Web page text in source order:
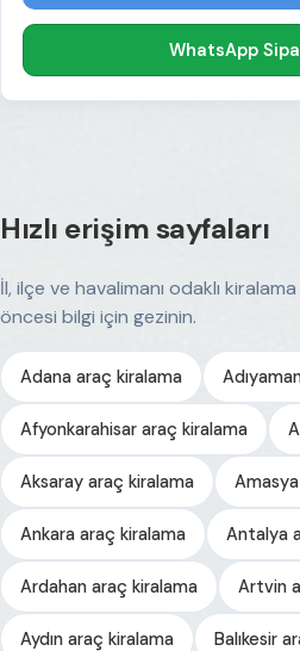
WhatsApp
Hızlı erişim sayfaları
İl, ilçe ve havalimanı odaklı
öncesi bilgi için gezinin.
Adana araç kiralama
Afyonkarahisar araç kiralama
Aksaray araç kiralama
Ankara araç kiralama Antalya
Ardahan araç kiralama Artvin
Aydın araç kiralama Balıkesir